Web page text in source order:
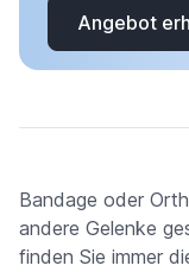
Angebot
Bandage oder
andere Gelenke
finden Sie immer